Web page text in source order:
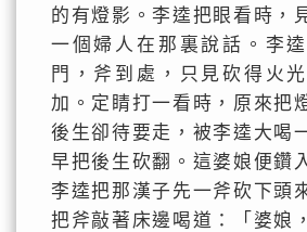
的有燈影。李逵把眼看時，
一個婦人在那裏說話。李
門，斧到處，只見砍得火
加。定睛打一看時，原來把
後生卻待要走，被李逵大喝
早把後生砍翻。這婆娘便鑽
李逵把那漢子先一斧砍下頭
把斧敲著床邊喝道：「婆娘